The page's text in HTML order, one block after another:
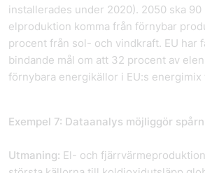
installerades under 2020). 2050 ska
elproduktion komma från förnybar
procent från sol- och vindkraft. EU har
bindande mål om att 32 procent av
förnybara energikällor i EU:s energimix
Exempel 7: Dataanalys möjliggör
Utmaning: El- och